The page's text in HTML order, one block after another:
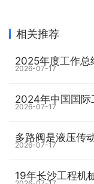
以上就是关于
部的内容，关注我
相关推荐
2025年度工作总
2026-07-17
2024年中国国际
2026-07-17
多路阀是液压传
2026-07-17
19年长沙工程机